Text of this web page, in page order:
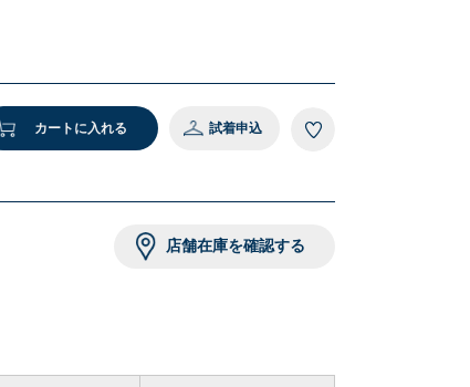
カートに入れる 試着申込
店舗在庫を確認する